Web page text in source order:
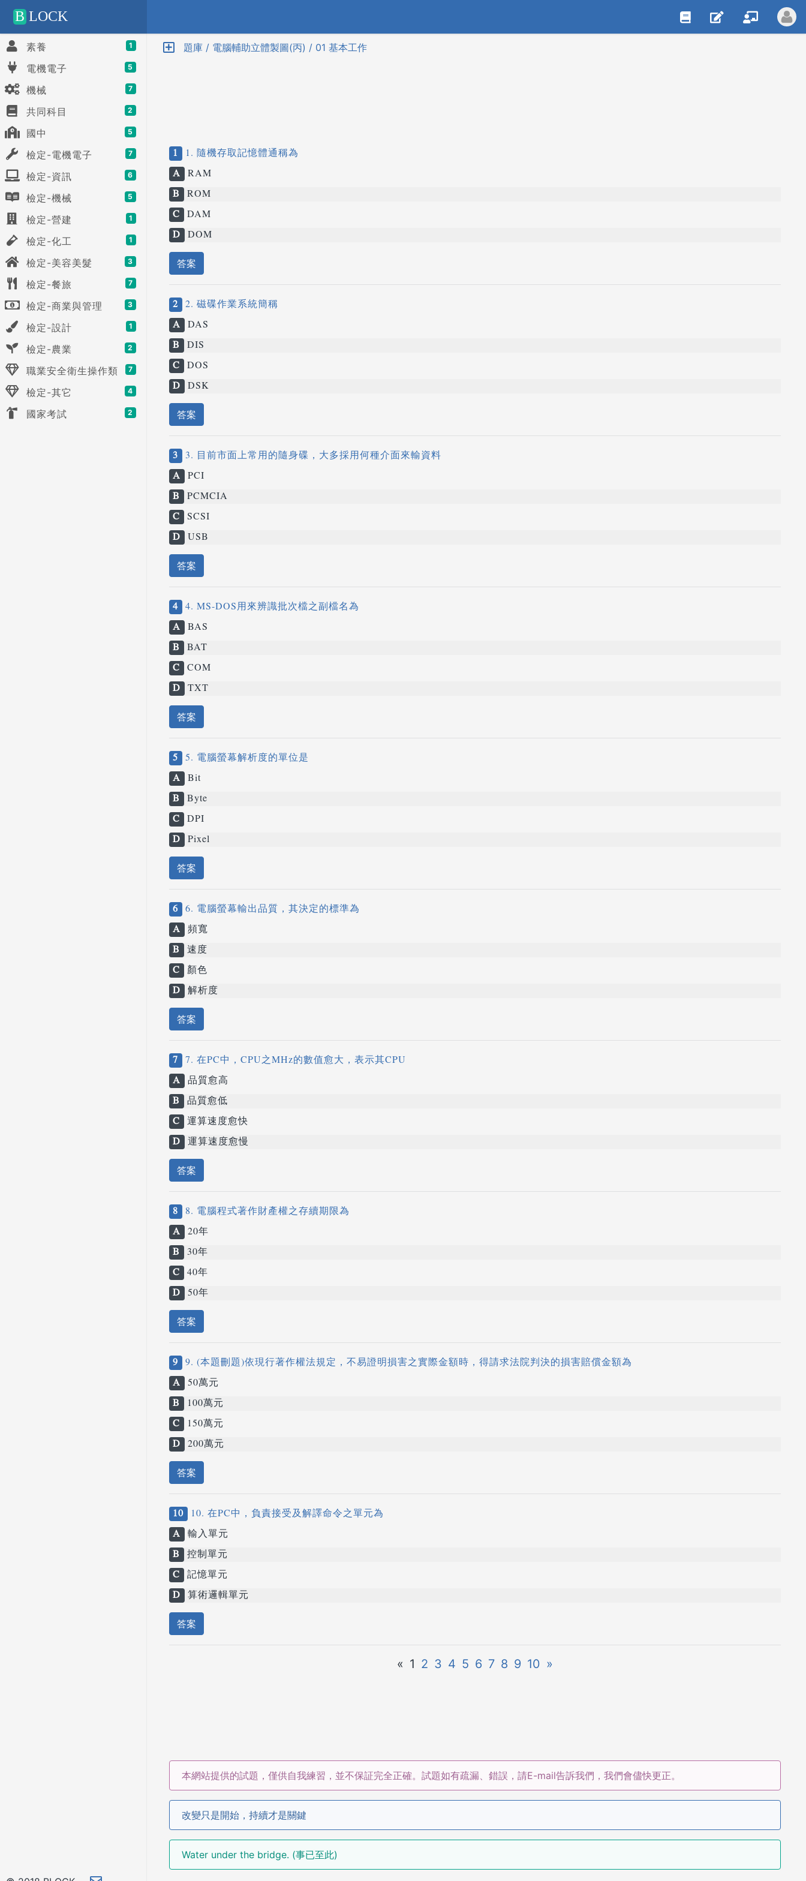
Positive SSL
B LOCK
素養 1
電機電子 5
機械 7
共同科目 2
國中 5
檢定-電機電子 7
檢定-資訊 6
檢定-機械 5
檢定-營建 1
檢定-化工 1
檢定-美容美髮 3
檢定-餐旅 7
檢定-商業與管理 3
檢定-設計 1
檢定-農業 2
職業安全衛生操作類 7
檢定-其它 4
國家考試 2
題庫 / 電腦輔助立體製圖(丙) / 01 基本工作
1
1. 隨機存取記憶體通稱為
A RAM
B ROM
C DAM
D DOM
答案
2 2. 磁碟作業系統簡稱
A DAS
B DIS
C DOS
D DSK
答案
3 3. 目前市面上常用的隨身碟，大多採用何種介面來輸資料
A PCI
B PCMCIA
C SCSI
D USB
答案
4 4. MS-DOS用來辨識批次檔之副檔名為
A BAS
B BAT
C COM
D TXT
答案
5 5. 電腦螢幕解析度的單位是
A Bit
B Byte
C DPI
D Pixel
答案
6 6. 電腦螢幕輸出品質，其決定的標準為
A 頻寬
B 速度
C 顏色
D 解析度
答案
7 7. 在PC中，CPU之MHz的數值愈大，表示其CPU
A 品質愈高
B 品質愈低
C 運算速度愈快
D 運算速度愈慢
答案
8 8. 電腦程式著作財產權之存續期限為
A 20年
B 30年
C 40年
D 50年
答案
9 9. (本題刪題)依現行著作權法規定，不易證明損害之實際金額時，得請求法院判決的損害賠償金額為
A 50萬元
B
100萬元
C
150萬元
D 200萬元
答案
10 10. 在PC中，負責接受及解譯命令之單元為
A 輸入單元
B 控制單元
C 記憶單元
D 算術邏輯單元
答案
« 1 2 3 4 5 6 7 8 9 10 »
本網站提供的試題，僅供自我練習，並不保証完全正確。試題如有疏漏、錯誤，請E-mail告訴我們，我們會儘快更正。
改變只是開始，持續才是關鍵
Water under the bridge. (事已至此)